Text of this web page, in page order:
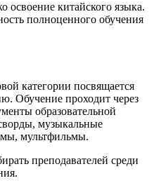
освоение китайского языка.
полноценного обучения
категории посвящается
Обучение проходит через
образовательной
музыкальные
мультфильмы.
преподавателей среди